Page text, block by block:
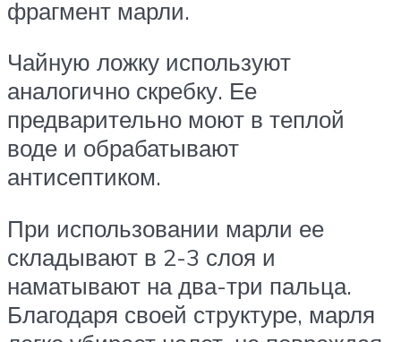
фрагмент марли.
Чайную ложку используют
аналогично скребку. Ее
предварительно моют в теплой
воде и обрабатывают
антисептиком.
При использовании марли ее
складывают в 2-3 слоя и
наматывают на два-три пальца.
Благодаря своей структуре, марля